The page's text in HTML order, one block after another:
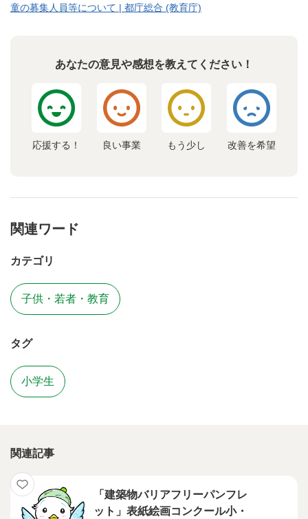
童の募集人員等について | 都庁総合 (教育庁)
あなたの意見や感想を教えてください！
応援する！ 良い事業 もう少し 改善を希望
関連ワード
カテゴリ
子供・若者・教育
タグ
小学生
関連記事
「建築物バリアフリーパンフレ
ット」表紙絵画コンクール小・